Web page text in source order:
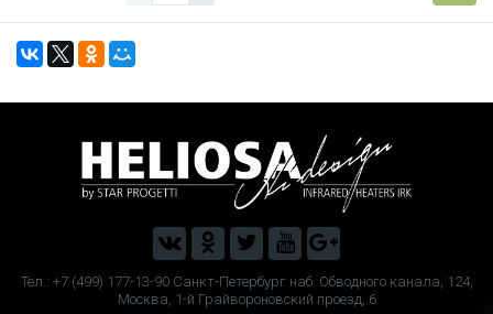
Тел.: +7 (499) 177-13-90 Санкт-Петербург наб. Обводного канала, 124,
Москва, 1-й Грайвороновский проезд, 6